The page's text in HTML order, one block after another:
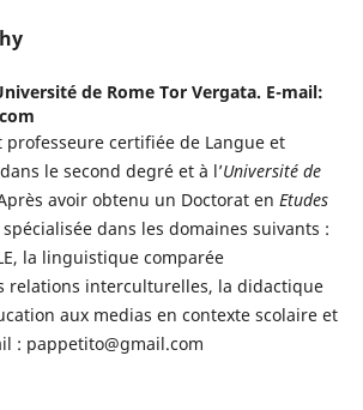
de Rome Tor Vergata. E-mail:
professeure certifiée de Langue et
le second degré et à l’Université de
avoir obtenu un Doctorat en Etudes
spécialisée dans les domaines suivants :
la linguistique comparée
relations interculturelles, la didactique
aux medias en contexte scolaire et
: pappetito@gmail.com